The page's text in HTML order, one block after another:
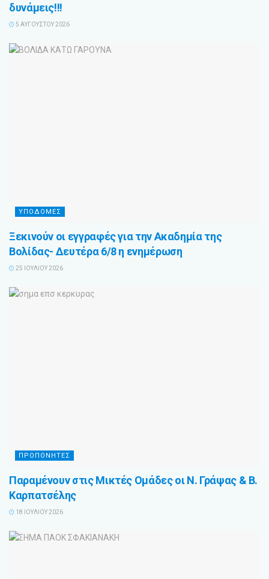
δυνάμεις!!!
5 ΑΥΓΟΎΣΤΟΥ 2026
ΥΠΟΔΟΜΕΣ
Ξεκινούν οι εγγραφές για την Ακαδημία της
Βολίδας- Δευτέρα 6/8 η ενημέρωση
25 ΙΟΥΛΊΟΥ 2026
ΠΡΟΠΟΝΗΤΕΣ
Παραμένουν στις Μικτές Ομάδες οι Ν. Γράψας & Β.
Καρπατσέλης
18 ΙΟΥΛΊΟΥ 2026